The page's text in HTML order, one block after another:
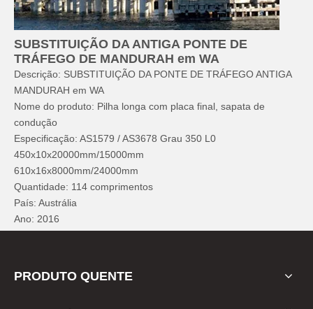
SUBSTITUIÇÃO DA ANTIGA PONTE DE
TRÁFEGO DE MANDURAH em WA
Descrição: SUBSTITUIÇÃO DA PONTE DE TRÁFEGO ANTIGA
MANDURAH em WA
Nome do produto: Pilha longa com placa final, sapata de
condução
Especificação: AS1579 / AS3678 Grau 350 L0
450x10x20000mm/15000mm
610x16x8000mm/24000mm
Quantidade: 114 comprimentos
País: Austrália
Ano: 2016
PRODUTO QUENTE